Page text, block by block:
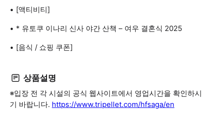
[액티비티]
* 유토쿠 이나리 신사 야간 산책 – 여우 결혼식 2025
[음식 / 쇼핑 쿠폰]
상품설명
※입장 전 각 시설의 공식 웹사이트에서 영업시간을 확인하시
기 바랍니다. https://www.tripellet.com/hfsaga/en